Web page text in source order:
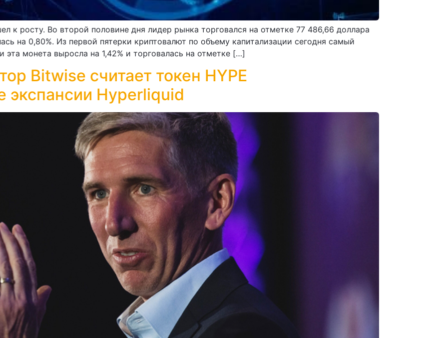
к росту. Во второй половине дня лидер рынка торговался на отметке 77 486,66 доллара
на 0,80%. Из первой пятерки криптовалют по объему капитализации сегодня самый
монета выросла на 1,42% и торговалась на отметке […]
Bitwise считает токен HYPE
Hyperliquid